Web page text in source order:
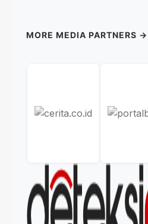
MORE MEDIA PARTNERS